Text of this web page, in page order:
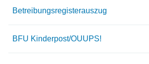
Betreibungsregisterauszug
BFU Kinderpost/OUUPS!